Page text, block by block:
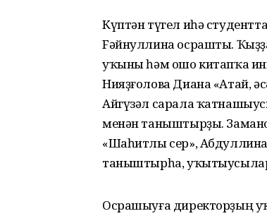
Күптән түгел иһә
Fәйнуллина осрашты.
уҡыны һәм ошо китапҡа
Нияҙғолова Диана «Атай,
Айгүзәл сарала
менән таныштырҙы.
«Шаһитлы сер», Абдуллина
таныштырһа,
Осрашыуға директорҙың